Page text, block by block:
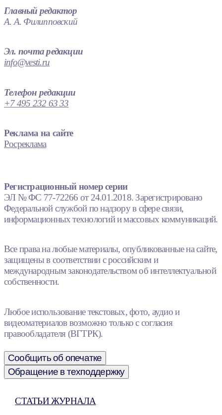
Главный редактор
А. А. Филипповский
Эл. почта редакции
info@vesti.ru
Телефон редакции
+7 495 232 63 33
Реклама на сайте
Росреклама
Регистрационный номер серии
ЭЛ № ФС 77-72266 от 24.01.2018. Зарегистрировано
Федеральной службой по надзору в сфере связи,
информационных технологий и массовых коммуникаций.
Все права на любые материалы, опубликованные на сайте,
защищены в соответствии с российским и
международным законодательством об интеллектуальной
собственности.
Любое использование текстовых, фото, аудио и
видеоматериалов возможно только с согласия
правообладателя (ВГТРК).
Сообщить об опечатке
Обращение в техподдержку
СТАТЬИ ЖУРНАЛА